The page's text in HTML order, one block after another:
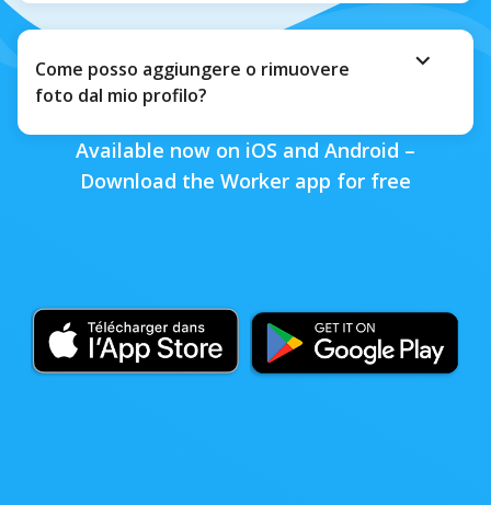
Come posso aggiungere o rimuovere
foto dal mio profilo?
expand_more
Available now on iOS and Android –
Download the Worker app for free